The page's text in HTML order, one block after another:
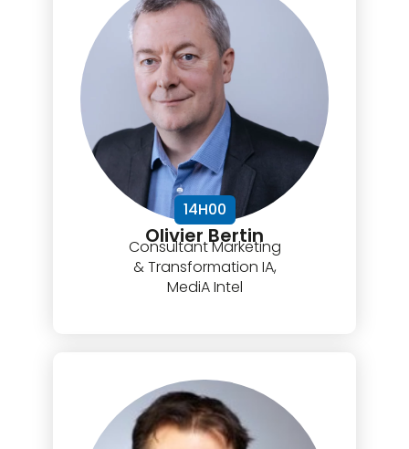
14H00
Olivier Bertin
Consultant Marketing
& Transformation IA,
MediA Intel